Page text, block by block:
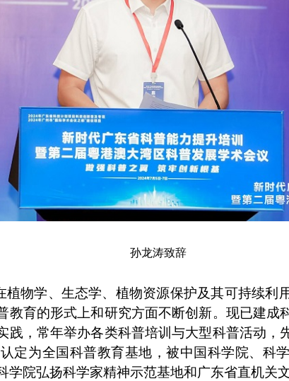
孙龙涛致辞
植物学、生态学、植物资源保护及其可持续利
教育的形式上和研究方面不断创新。现已建
践，常年举办各类科普培训与大型科普活动
定为全国科普教育基地，被中国科学院、科
院弘扬科学家精神示范基地和广东省直机关文